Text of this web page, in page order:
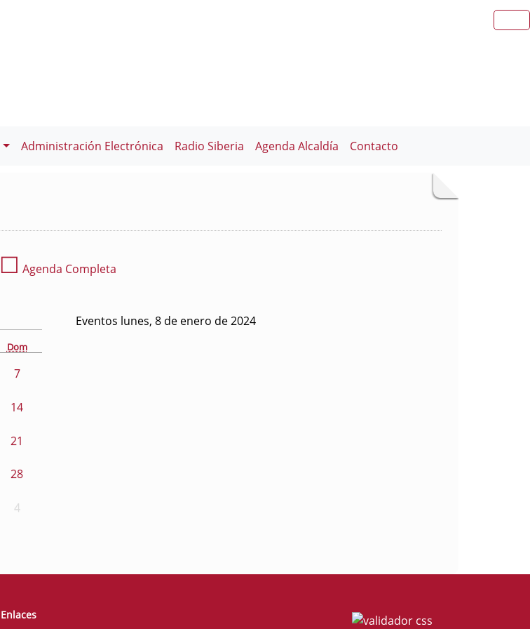
Administración Electrónica Radio Siberia Agenda Alcaldía Contacto
☐ Agenda Completa
Dom
7
14
21
28
4
Eventos lunes, 8 de enero de 2024
Enlaces